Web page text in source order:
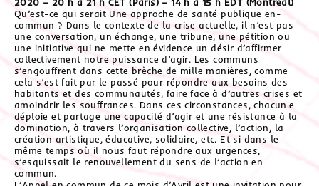
Qu’est-ce qui serait Une approche de santé publique en-
commun ? Dans le contexte de la crise actuelle, il n’est pas
une conversation, un échange, une tribune, une pétition ou
une initiative qui ne mette en évidence un désir d’affirmer
collectivement notre puissance d’agir. Les communs
s’engouffrent dans cette brèche de mille manières, comme
cela s’est fait par le passé pour répondre aux besoins des
habitants et des communautés, faire face à d’autres crises et
amoindrir les souffrances. Dans ces circonstances, chacun.e
déploie et partage une capacité d’agir et une résistance à la
domination, à travers l’organisation collective, l’action, la
création artistique, éducative, solidaire, etc. Et si dans le
même temps où il nous faut répondre aux urgences,
s’esquissait le renouvellement du sens de l’action en
commun.